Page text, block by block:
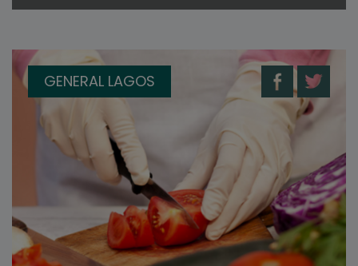
GENERAL LAGOS